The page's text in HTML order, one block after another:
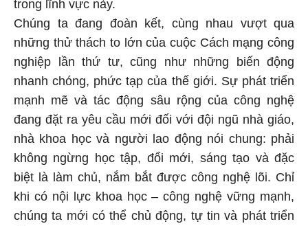
trong lĩnh vực này.
Chúng ta đang đoàn kết, cùng nhau vượt qua
những thử thách to lớn của cuộc Cách mạng công
nghiệp lần thứ tư, cũng như những biến động
nhanh chóng, phức tạp của thế giới. Sự phát triển
mạnh mẽ và tác động sâu rộng của công nghệ
đang đặt ra yêu cầu mới đối với đội ngũ nhà giáo,
nhà khoa học và người lao động nói chung: phải
không ngừng học tập, đổi mới, sáng tạo và đặc
biệt là làm chủ, nắm bắt được công nghệ lõi. Chỉ
khi có nội lực khoa học – công nghệ vững mạnh,
chúng ta mới có thể chủ động, tự tin và phát triển